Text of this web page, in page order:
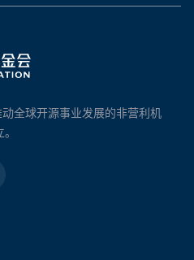
全球开源事业发展的非营利机